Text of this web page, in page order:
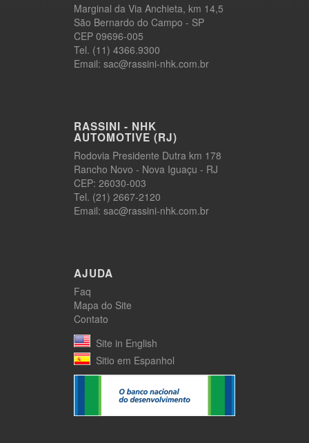
Marginal da Via Anchieta, km 14,5
São Bernardo do Campo - SP
CEP 09696-005
Tel. (11) 4366.9300
Email: sac@rassini-nhk.com.br
RASSINI - NHK
AUTOMOTIVE (RJ)
Rodovia Presidente Dutra km 178
Rancho Novo - Nova Iguaçu - RJ
CEP: 26030-003
Tel. (21) 2667-2120
Email: sac@rassini-nhk.com.br
AJUDA
Faq
Mapa do Site
Contato
Site in English
Sitio em Espanhol